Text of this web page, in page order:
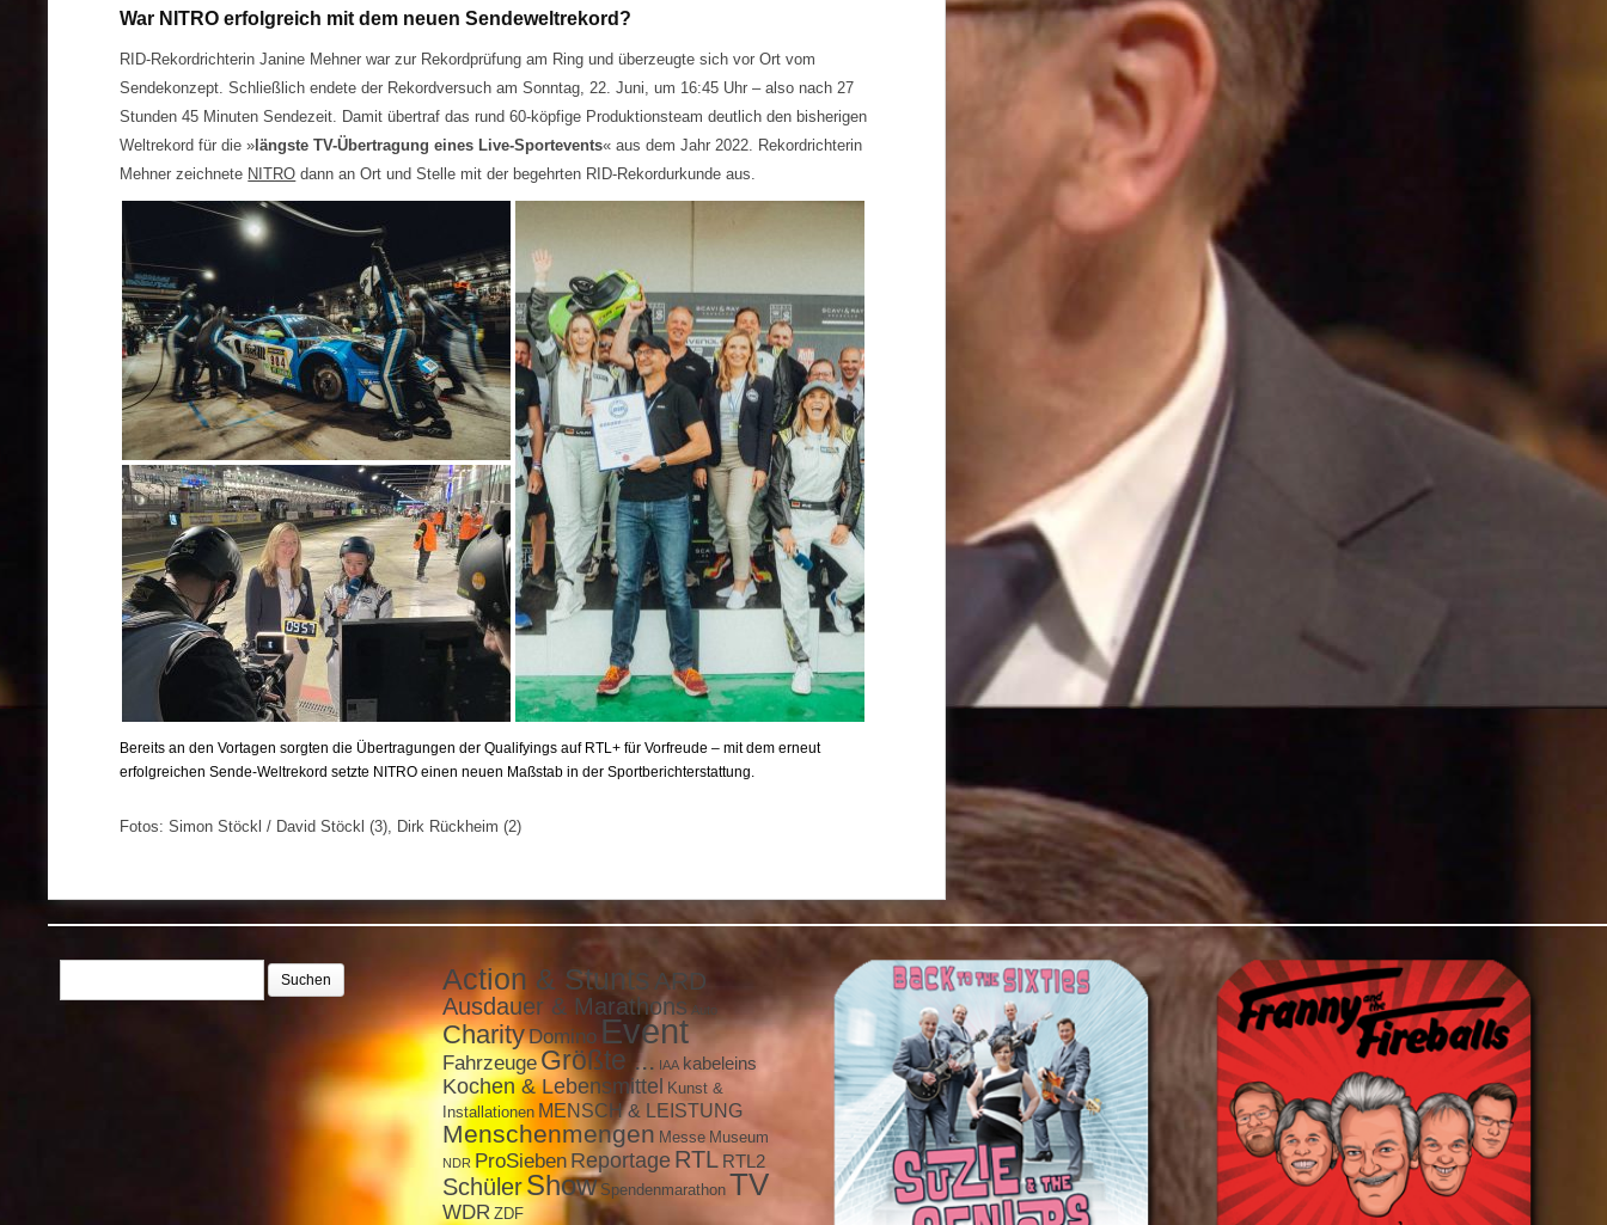
War NITRO erfolgreich mit dem neuen Sendeweltrekord?
RID-Rekordrichterin Janine Mehner war zur Rekordprüfung am Ring und überzeugte sich vor Ort vom
Sendekonzept. Schließlich endete der Rekordversuch am Sonntag, 22. Juni, um 16:45 Uhr – also nach 27
Stunden 45 Minuten Sendezeit. Damit übertraf das rund 60-köpfige Produktionsteam deutlich den bisherigen
Weltrekord für die » längste TV-Übertragung eines Live-Sportevents« aus dem Jahr 2022. Rekordrichterin
Mehner zeichnete NITRO dann an Ort und Stelle mit der begehrten RID-Rekordurkunde aus.
Bereits an den Vortagen sorgten die Übertragungen der Qualifyings auf RTL+ für Vorfreude – mit dem erneut
erfolgreichen Sende-Weltrekord setzte NITRO einen neuen Maßstab in der Sportberichterstattung.
Fotos: Simon Stöckl / David Stöckl (3), Dirk Rückheim (2)
Suchen
Action & Stunts ARD
Ausdauer & Marathons Auto
CharityDomino Event
FahrzeugeGrößte ... IAA kabeleins
Kochen & Lebensmittel
Kunst &
Installationen MENSCH & LEISTUNG
Menschenmengen Messe Museum
NDR ProSieben Reportage RTL RTL2
SchülerShow Spendenmarathon TV
WDR ZDF